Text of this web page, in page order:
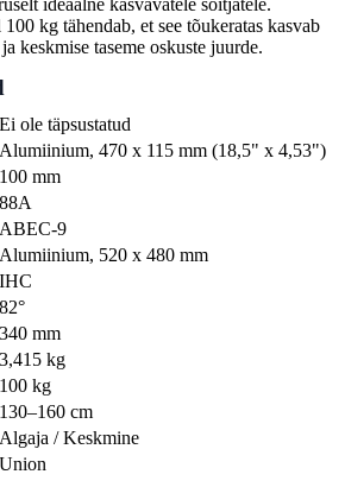
ideaalne kasvavatele sõitjatele.
kg tähendab, et see tõukeratas kasvab
keskmise taseme oskuste juurde.
Ei ole täpsustatud
Alumiinium, 470 x 115 mm (18,5" x 4,53")
100 mm
88A
ABEC-9
Alumiinium, 520 x 480 mm
IHC
82°
340 mm
3,415 kg
100 kg
130–160 cm
Algaja / Keskmine
Union